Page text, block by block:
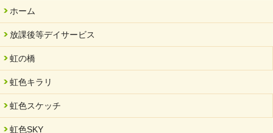
2025/11/11
2025/06/10
未来会議 in 可児市 「斉藤まさゆき」
2025/05/07
2025年6月中旬 OPEN 放課後等デイサービス「Fc Bombo
Junior」
2025/03/01
ホーム
放課後等デイサービス
虹の橋
虹色キラリ
虹色スケッチ
虹色SKY